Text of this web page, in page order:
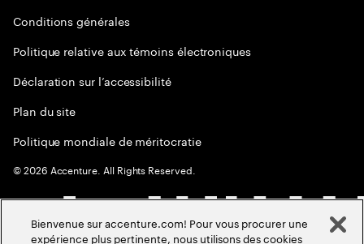
Conditions générales
Politique relative aux témoins électroniques
Déclaration sur l’accessibilité
Plan du site
Politique mondiale de méritocratie
©2026 Accenture. All Rights Reserved.
Bienvenue sur accenture.com! Pour vous procurer une
expérience plus pertinente, nous utilisons des cookies